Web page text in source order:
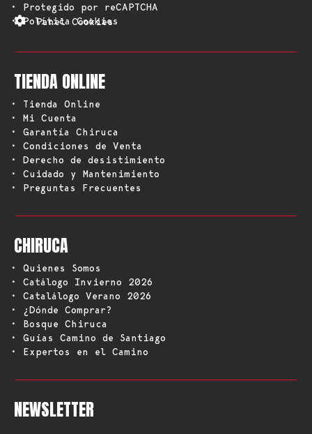
• Protegido por reCAPTCHA
• Política Cookies
Panel Cookies
TIENDA ONLINE
• Tienda Online
• Mi Cuenta
• Garantía Chiruca
• Condiciones de Venta
• Derecho de desistimiento
• Cuidado y Mantenimiento
• Preguntas Frecuentes
CHIRUCA
• Quienes Somos
• Catálogo Invierno 2026
• Catalálogo Verano 2026
• ¿Dónde Comprar?
• Bosque Chiruca
• Guías Camino de Santiago
• Expertos en el Camino
NEWSLETTER